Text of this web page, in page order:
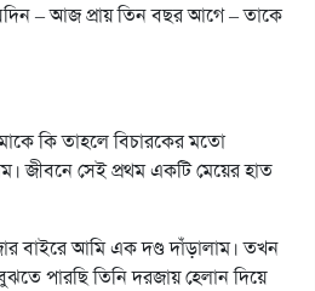
– আজ প্রায় তিন বছর আগে – তাকে
কি তাহলে বিচারকের মতো
জীবনে সেই প্রথম একটি মেয়ের হাত
বাইরে আমি এক দণ্ড দাঁড়ালাম। তখন
পারছি তিনি দরজায় হেলান দিয়ে